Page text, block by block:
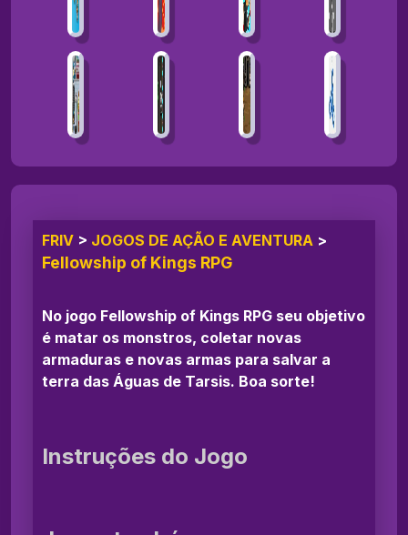
FRIV > JOGOS DE AÇÃO E AVENTURA >
Fellowship of Kings RPG
No jogo Fellowship of Kings RPG seu objetivo
é matar os monstros, coletar novas
armaduras e novas armas para salvar a
terra das Águas de Tarsis. Boa sorte!
Instruções do Jogo